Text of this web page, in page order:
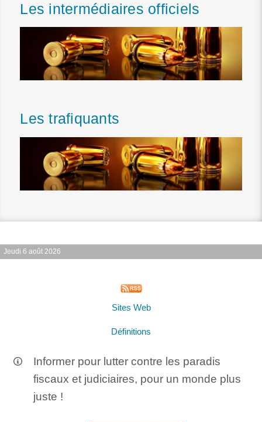
Les intermédiaires officiels
Les trafiquants
Jeudi 6 août 2026
Sites Web
Définitions
Informer pour lutter contre les paradis
fiscaux et judiciaires, pour un monde plus
juste !